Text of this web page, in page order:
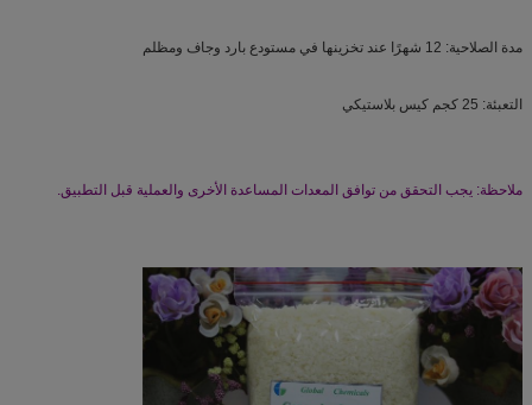
مدة الصلاحية: 12 شهرًا عند تخزينها في مستودع بارد وجاف ومظلم
التعبئة: 25 كجم كيس بلاستيكي
ملاحظة: يجب التحقق من توافق المعدات المساعدة الأخرى والعملية قبل التطبيق.